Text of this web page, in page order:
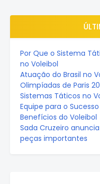
Por Que o Sistema
no Voleibol
Atuação do Brasil no
Olimpíadas de Paris
Sistemas Táticos no
Equipe para o
Benefícios do Voleibol
Sada Cruzeiro
peças importantes